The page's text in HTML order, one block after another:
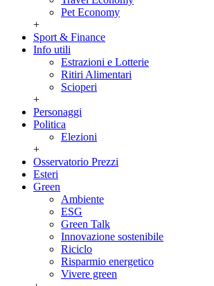
Pet Economy
+
Sport & Finance
Info utili
Estrazioni e Lotterie
Ritiri Alimentari
Scioperi
+
Personaggi
Politica
Elezioni
+
Osservatorio Prezzi
Esteri
Green
Ambiente
ESG
Green Talk
Innovazione sostenibile
Riciclo
Risparmio energetico
Vivere green